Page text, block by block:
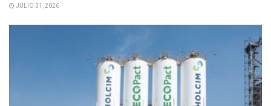
JULIO 31, 2026